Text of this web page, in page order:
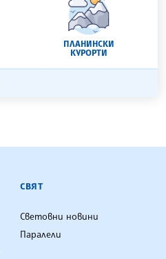
ПЛАНИНСКИ
КУРОРТИ
АГЕНЦИЯ
СВЯТ
Световни новини
Паралели